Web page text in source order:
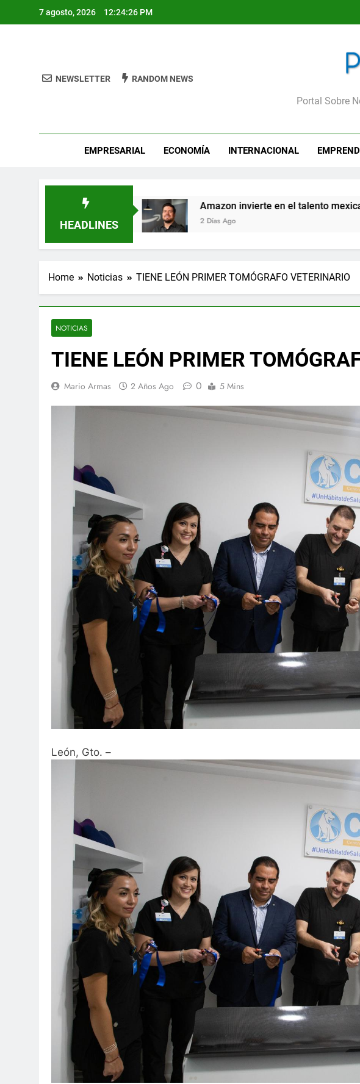
7 agosto, 2026 12:24:28 PM
Proyecta
Portal Sobre
NEWSLETTER RANDOM NEWS
EMPRESARIAL ECONOMÍA INTERNACIONAL
HEADLINES
Amazon invierte en el talento mexicano para construir
2 Días Ago
Home Noticias TIENE LEÓN PRIMER TOMÓGRAFO VETERINARIO
NOTICIAS
TIENE LEÓN PRIMER
Mario Armas 2 Años Ago 0 5 Mins
León, Gto. –